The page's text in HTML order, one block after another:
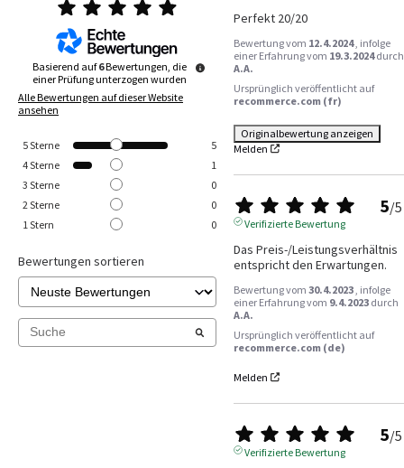
Basierend auf6Bewertungen, die
einer Prüfung unterzogen wurden
Alle Bewertungen auf dieser Website
ansehen
5Sterne
5
4Sterne
1
3 Sterne
0
2 Sterne
0
1 Stern 0
Bewertungen sortieren
Perfekt 20/20
Bewertung vom 12.4.2024 , infolge
einer Erfahrung vom 19.3.2024 durch
A.A.
Ursprünglich veröffentlicht auf
recommerce.com (fr)
Originalbewertung anzeigen
Melden
5/5
Verifizierte Bewertung
Das Preis-/Leistungsverhältnis
entspricht den Erwartungen.
Bewertung vom 30.4.2023 , infolge
einer Erfahrung vom 9.4.2023 durch
A.A.
Ursprünglich veröffentlicht auf
recommerce.com (de)
Melden
5/5
Verifizierte Bewertung